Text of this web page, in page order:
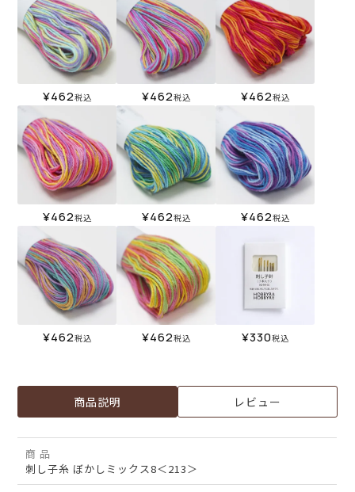
¥462税込 ¥462税込 ¥462税込
¥462税込 ¥462税込 ¥462税込
¥462税込 ¥462税込 ¥330税込
商品説明 レビュー
商 品
刺し子糸 ぼかしミックス8＜213＞